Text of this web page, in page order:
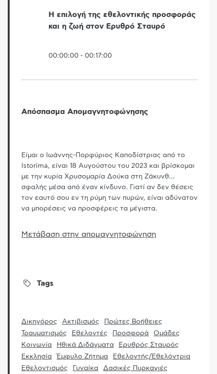
Η επιλογή της εθελοντικής προσφοράς
και η ζωή στον Ερυθρό Σταυρό
00:00:00 - 00:17:00
Απόσπασμα Απομαγνητοφώνησης
Είμαι ο Ιωάννης-Πορφύριος Καποδίστριας από το
Istorima, είναι 18 Αυγούστου του 2023 και βρίσκομαι
με την κυρία Χρυσομαρία Δούκα στη Ζάκυνθ…
σφαλής μέσα από έναν κίνδυνο. Γιατί αν δεν θέσεις
τον εαυτό σου εν τη ρύμη των πυρών, είναι αδύνατον
να μπορέσεις να προσφέρεις τα μέγιστα.
Μετάβαση στην απομαγνητοφώνηση
Tags
Δικηγόρος Ακτιβισμός
Πρώτες Βοήθειες
Τραυματισμός
Εθελοντές Προσφορά
Ομάδες
Κοινωνία
Ηθικά Διδάγματα
Ερυθρός Σταυρός
Εκκλησία
Έμφυλο Ζήτημα
Εθελοντής/Εθελόντρια
Εθελοντισμός
Γυναίκα
Δασικές Πυρκαγιές